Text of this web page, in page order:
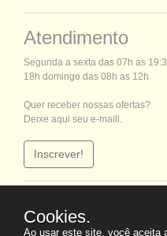
Atendimento
Segunda a sexta das 07h as
18h domingo das 08h as 12h
Quer receber nossas ofertas?
Deixe aqui seu e-maill.
Inscrever!
Cookies.
Ao usar este site, você aceita